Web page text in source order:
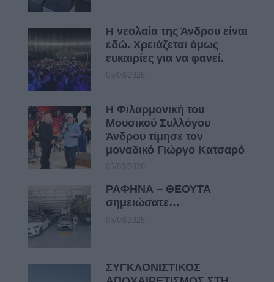
Η νεολαία της Άνδρου είναι
εδώ. Χρειάζεται όμως
ευκαιρίες για να φανεί.
05/08/2026
Η Φιλαρμονική του
Μουσικού Συλλόγου
Άνδρου τίμησε τον
μοναδικό Γιώργο Κατσαρό
05/08/2026
ΡΑΦΗΝΑ – ΘΕΟΥΤΑ
σημειώσατε…
05/08/2026
ΣΥΓΚΛΟΝΙΣΤΙΚΟΣ